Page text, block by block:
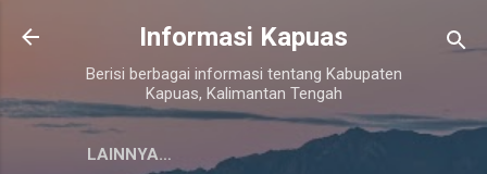
Langsung ke konten utama
Informasi Kapuas
Berisi berbagai informasi tentang Kabupaten
Kapuas, Kalimantan Tengah
LAINNYA…